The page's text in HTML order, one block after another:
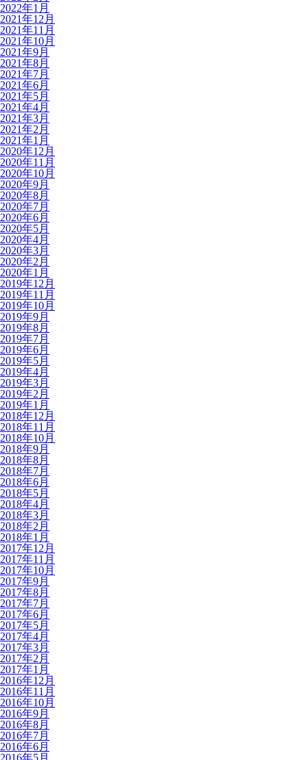
2022年1月
2021年12月
2021年11月
2021年10月
2021年9月
2021年8月
2021年7月
2021年6月
2021年5月
2021年4月
2021年3月
2021年2月
2021年1月
2020年12月
2020年11月
2020年10月
2020年9月
2020年8月
2020年7月
2020年6月
2020年5月
2020年4月
2020年3月
2020年2月
2020年1月
2019年12月
2019年11月
2019年10月
2019年9月
2019年8月
2019年7月
2019年6月
2019年5月
2019年4月
2019年3月
2019年2月
2019年1月
2018年12月
2018年11月
2018年10月
2018年9月
2018年8月
2018年7月
2018年6月
2018年5月
2018年4月
2018年3月
2018年2月
2018年1月
2017年12月
2017年11月
2017年10月
2017年9月
2017年8月
2017年7月
2017年6月
2017年5月
2017年4月
2017年3月
2017年2月
2017年1月
2016年12月
2016年11月
2016年10月
2016年9月
2016年8月
2016年7月
2016年6月